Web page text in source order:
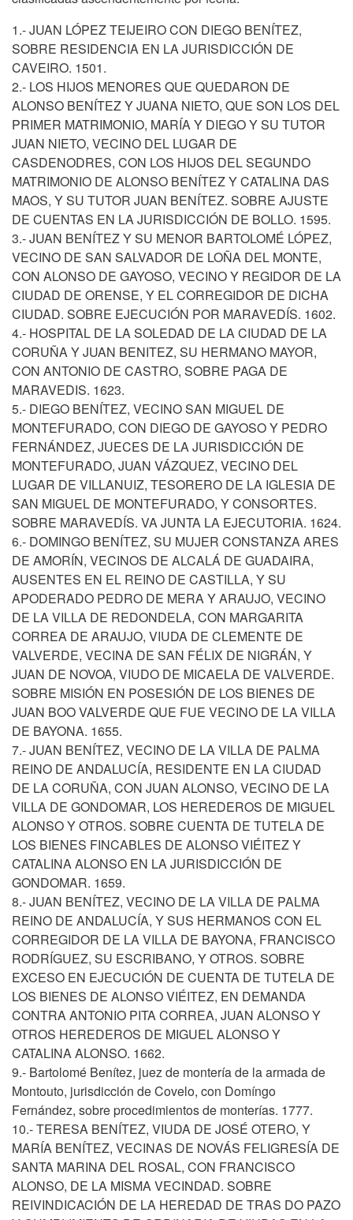
1.- JUAN LÓPEZ TEIJEIRO CON DIEGO BENÍTEZ,
SOBRE RESIDENCIA EN LA JURISDICCIÓN DE
CAVEIRO. 1501.
2.- LOS HIJOS MENORES QUE QUEDARON DE
ALONSO BENÍTEZ Y JUANA NIETO, QUE SON LOS DEL
PRIMER MATRIMONIO, MARÍA Y DIEGO Y SU TUTOR
JUAN NIETO, VECINO DEL LUGAR DE
CASDENODRES, CON LOS HIJOS DEL SEGUNDO
MATRIMONIO DE ALONSO BENÍTEZ Y CATALINA DAS
MAOS, Y SU TUTOR JUAN BENÍTEZ. SOBRE AJUSTE
DE CUENTAS EN LA JURISDICCIÓN DE BOLLO. 1595.
3.- JUAN BENÍTEZ Y SU MENOR BARTOLOMÉ LÓPEZ,
VECINO DE SAN SALVADOR DE LOÑA DEL MONTE,
CON ALONSO DE GAYOSO, VECINO Y REGIDOR DE LA
CIUDAD DE ORENSE, Y EL CORREGIDOR DE DICHA
CIUDAD. SOBRE EJECUCIÓN POR MARAVEDÍS. 1602.
4.- HOSPITAL DE LA SOLEDAD DE LA CIUDAD DE LA
CORUÑA Y JUAN BENITEZ, SU HERMANO MAYOR,
CON ANTONIO DE CASTRO, SOBRE PAGA DE
MARAVEDIS. 1623.
5.- DIEGO BENÍTEZ, VECINO SAN MIGUEL DE
MONTEFURADO, CON DIEGO DE GAYOSO Y PEDRO
FERNÁNDEZ, JUECES DE LA JURISDICCIÓN DE
MONTEFURADO, JUAN VÁZQUEZ, VECINO DEL
LUGAR DE VILLANUIZ, TESORERO DE LA IGLESIA DE
SAN MIGUEL DE MONTEFURADO, Y CONSORTES.
SOBRE MARAVEDÍS. VA JUNTA LA EJECUTORIA. 1624.
6.- DOMINGO BENÍTEZ, SU MUJER CONSTANZA ARES
DE AMORÍN, VECINOS DE ALCALÁ DE GUADAIRA,
AUSENTES EN EL REINO DE CASTILLA, Y SU
APODERADO PEDRO DE MERA Y ARAUJO, VECINO
DE LA VILLA DE REDONDELA, CON MARGARITA
CORREA DE ARAUJO, VIUDA DE CLEMENTE DE
VALVERDE, VECINA DE SAN FÉLIX DE NIGRÁN, Y
JUAN DE NOVOA, VIUDO DE MICAELA DE VALVERDE.
SOBRE MISIÓN EN POSESIÓN DE LOS BIENES DE
JUAN BOO VALVERDE QUE FUE VECINO DE LA VILLA
DE BAYONA. 1655.
7.- JUAN BENÍTEZ, VECINO DE LA VILLA DE PALMA
REINO DE ANDALUCÍA, RESIDENTE EN LA CIUDAD
DE LA CORUÑA, CON JUAN ALONSO, VECINO DE LA
VILLA DE GONDOMAR, LOS HEREDEROS DE MIGUEL
ALONSO Y OTROS. SOBRE CUENTA DE TUTELA DE
LOS BIENES FINCABLES DE ALONSO VIÉITEZ Y
CATALINA ALONSO EN LA JURISDICCIÓN DE
GONDOMAR. 1659.
8.- JUAN BENÍTEZ, VECINO DE LA VILLA DE PALMA
REINO DE ANDALUCÍA, Y SUS HERMANOS CON EL
CORREGIDOR DE LA VILLA DE BAYONA, FRANCISCO
RODRÍGUEZ, SU ESCRIBANO, Y OTROS. SOBRE
EXCESO EN EJECUCIÓN DE CUENTA DE TUTELA DE
LOS BIENES DE ALONSO VIÉITEZ, EN DEMANDA
CONTRA ANTONIO PITA CORREA, JUAN ALONSO Y
OTROS HEREDEROS DE MIGUEL ALONSO Y
CATALINA ALONSO. 1662.
9.- Bartolomé Benítez, juez de montería de la armada de
Montouto, jurisdicción de Covelo, con Domíngo
Fernández, sobre procedimientos de monterías. 1777.
10.- TERESA BENÍTEZ, VIUDA DE JOSÉ OTERO, Y
MARÍA BENÍTEZ, VECINAS DE NOVÁS FELIGRESÍA DE
SANTA MARINA DEL ROSAL, CON FRANCISCO
ALONSO, DE LA MISMA VECINDAD. SOBRE
REIVINDICACIÓN DE LA HEREDAD DE TRAS DO PAZO